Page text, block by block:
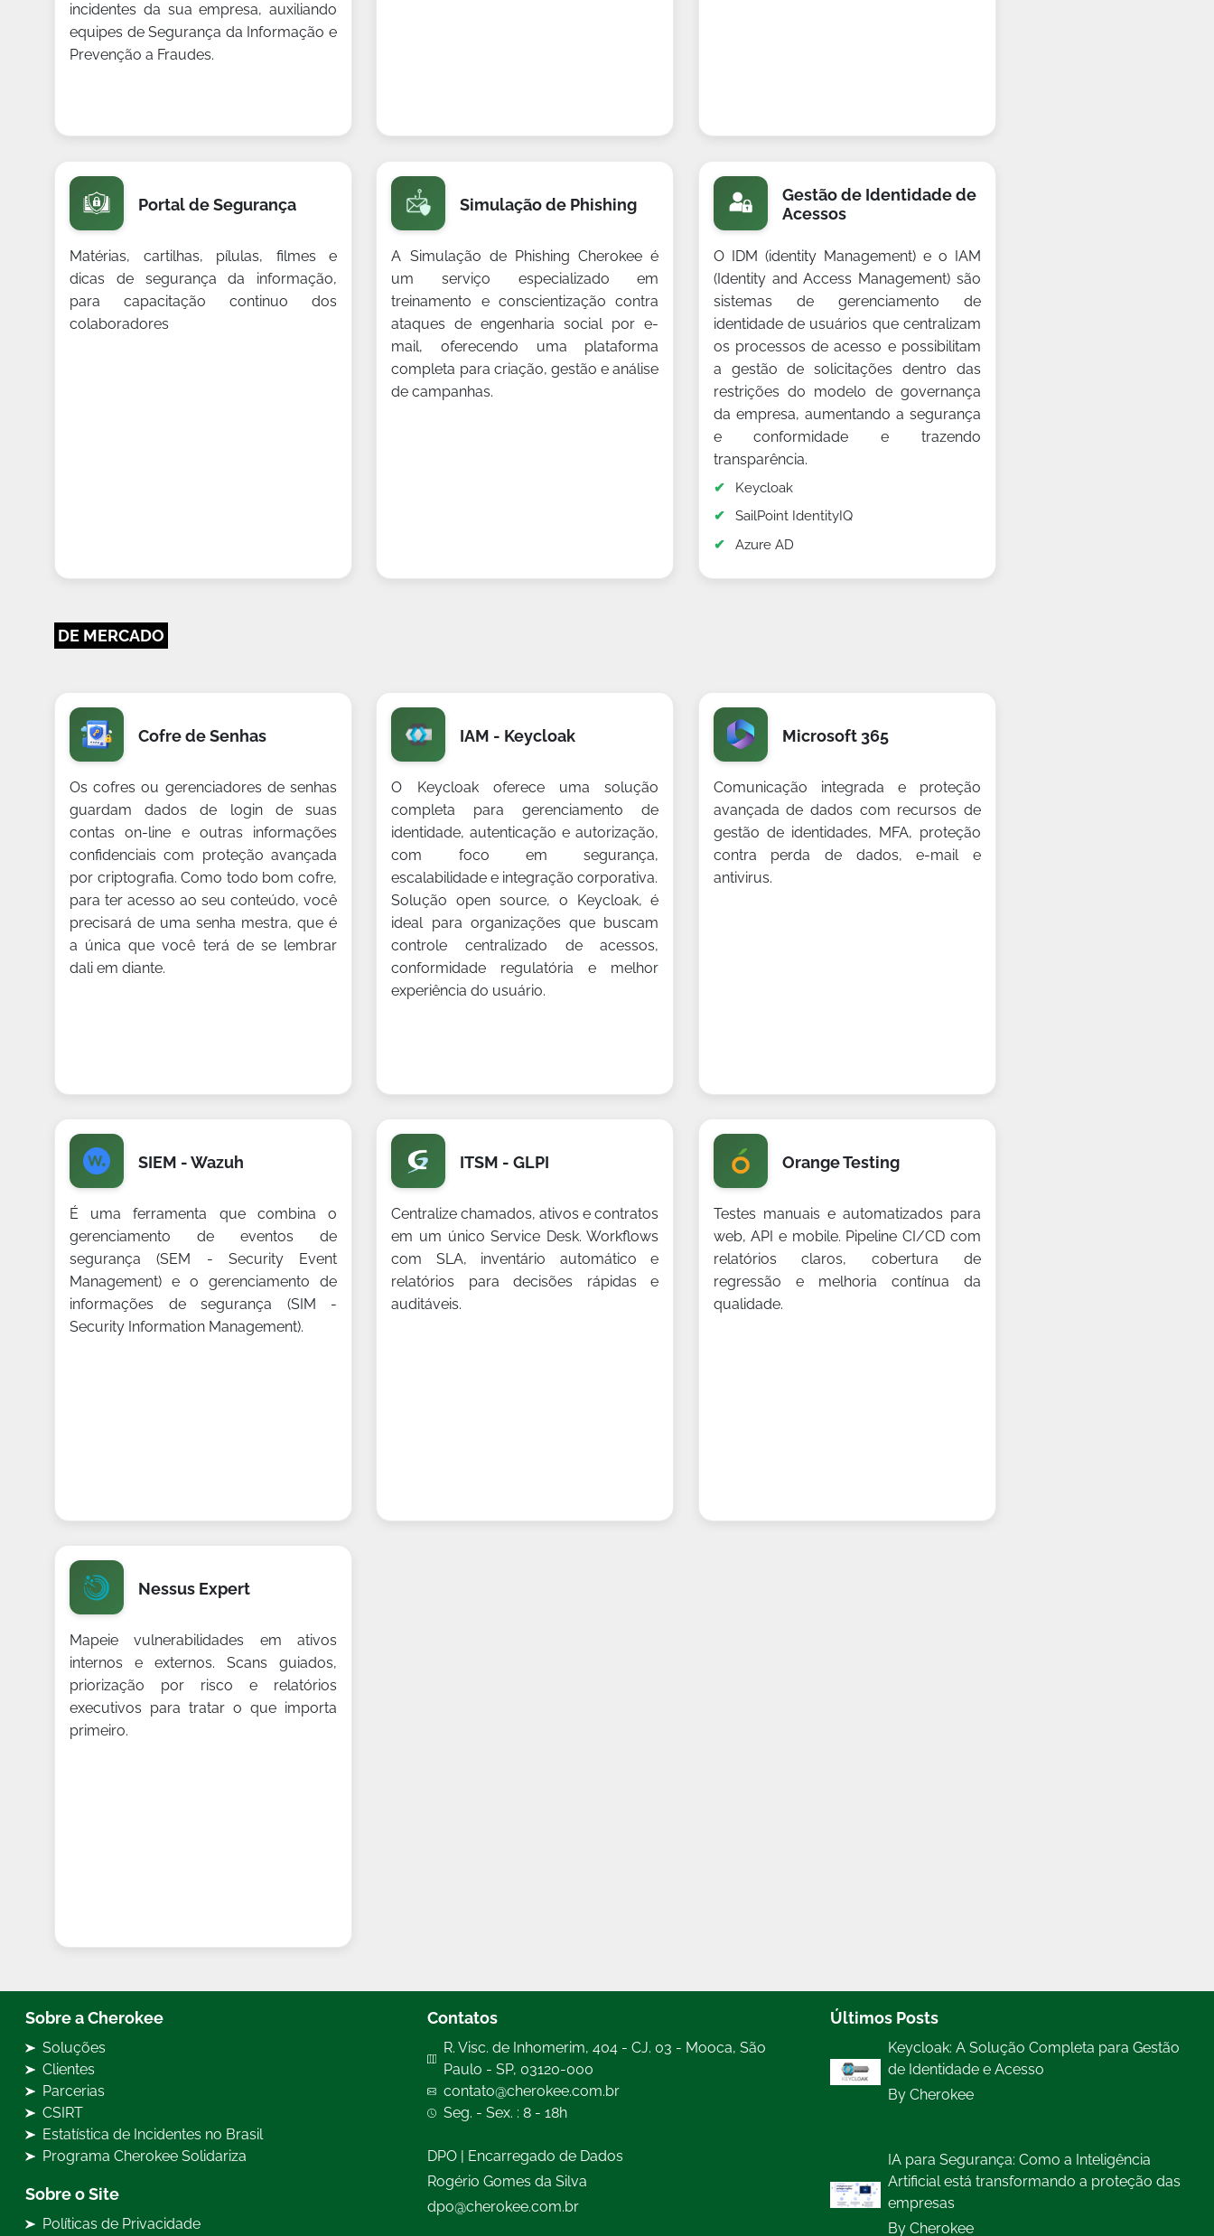
incidentes da sua empresa, auxiliando
equipes de Segurança da Informação e
Prevenção a Fraudes.
Portal de Segurança
Matérias, cartilhas, pílulas, filmes e
dicas de segurança da informação,
para capacitação continuo dos
colaboradores
Simulação de Phishing
A Simulação de Phishing Cherokee é
um serviço especializado em
treinamento e conscientização contra
ataques de engenharia social por e-
mail, oferecendo uma plataforma
completa para criação, gestão e análise
de campanhas.
Gestão de Identidade de
Acessos
O IDM (identity Management) e o IAM
(Identity and Access Management) são
sistemas de gerenciamento de
identidade de usuários que centralizam
os processos de acesso e possibilitam
a gestão de solicitações dentro das
restrições do modelo de governança
da empresa, aumentando a segurança
e conformidade e trazendo
transparência.
Keycloak
SailPoint IdentityIQ
Azure AD
DE MERCADO
Cofre de Senhas
Os cofres ou gerenciadores de senhas
guardam dados de login de suas
contas on-line e outras informações
confidenciais com proteção avançada
por criptografia. Como todo bom cofre,
para ter acesso ao seu conteúdo, você
precisará de uma senha mestra, que é
a única que você terá de se lembrar
dali em diante.
IAM - Keycloak
O Keycloak oferece uma solução
completa para gerenciamento de
identidade, autenticação e autorização,
com foco em segurança,
escalabilidade e integração corporativa.
Solução open source, o Keycloak, é
ideal para organizações que buscam
controle centralizado de acessos,
conformidade regulatória e melhor
experiência do usuário.
Microsoft 365
Comunicação integrada e proteção
avançada de dados com recursos de
gestão de identidades, MFA, proteção
contra perda de dados, e-mail e
antivirus.
SIEM - Wazuh
É uma ferramenta que combina o
gerenciamento de eventos de
segurança (SEM - Security Event
Management) e o gerenciamento de
informações de segurança (SIM -
Security Information Management).
ITSM - GLPI
Centralize chamados, ativos e contratos
em um único Service Desk. Workflows
com SLA, inventário automático e
relatórios para decisões rápidas e
auditáveis.
Orange Testing
Testes manuais e automatizados para
web, API e mobile. Pipeline CI/CD com
relatórios claros, cobertura de
regressão e melhoria contínua da
qualidade.
Nessus Expert
Mapeie vulnerabilidades em ativos
internos e externos. Scans guiados,
priorização por risco e relatórios
executivos para tratar o que importa
primeiro.
Sobre a Cherokee
Soluções
Clientes
Parcerias
CSIRT
Estatística de Incidentes no Brasil
Programa Cherokee Solidariza
Sobre o Site
Políticas de Privacidade
Contatos
R. Visc. de Inhomerim, 404 - CJ. 03 - Mooca, São
Paulo - SP, 03120-000
contato@cherokee.com.br
Seg. - Sex. : 8 - 18h
DPO | Encarregado de Dados
Rogério Gomes da Silva
dpo@cherokee.com.br
Últimos Posts
Keycloak: A Solução Completa para Gestão
de Identidade e Acesso
By Cherokee
IA para Segurança: Como a Inteligência
Artificial está transformando a proteção das
empresas
By Cherokee